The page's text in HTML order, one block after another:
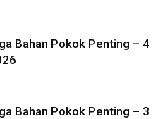
Bahan Pokok Penting – 4
Bahan Pokok Penting – 3